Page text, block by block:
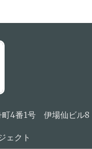
町4番1号 伊場仙ビル8
ェクト